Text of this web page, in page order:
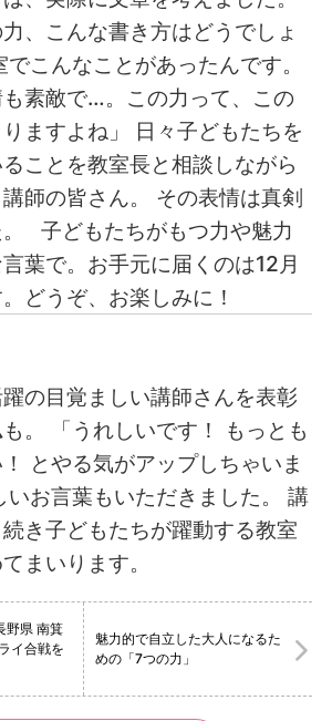
力、こんな書き方はどうでしょ
こんなことがあったんです。
素敵で…。この力って、この
ますよね」 日々子どもたちを
ことを教室長と相談しながら
師の皆さん。 その表情は真剣
子どもたちがもつ力や魅力
葉で。お手元に届くのは12月
どうぞ、お楽しみに！
の目覚ましい講師さんを表彰
も。 「うれしいです！ もっとも
とやる気がアップしちゃいま
いお言葉もいただきました。 講
き子どもたちが躍動する教室
まいります。
野県 南箕
イ合戦を
魅力的で自立した大人になるた
めの「7つの力」